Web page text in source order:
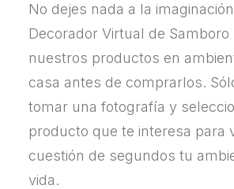
No dejes nada a la
Decorador Virtual de
nuestros productos en
casa antes de comprarlos.
tomar una fotografía y
producto que te interesa para
cuestión de segundos tu
vida.